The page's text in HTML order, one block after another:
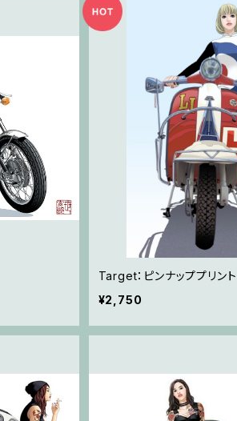
Target：ピンナッププリント
¥2,750